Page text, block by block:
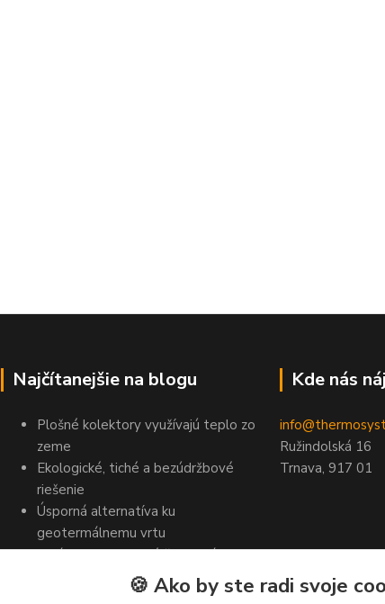
Najčítanejšie na blogu
Plošné kolektory využívajú teplo zo
zeme
Ekologické, tiché a bezúdržbové
riešenie
Úsporná alternatíva ku
geotermálnemu vrtu
Ideálne pre tepelné čerpadlá zem–
Kde nás
Ružindolská 16
Trnava, 917 01
🍪 Ako by ste radi svoje